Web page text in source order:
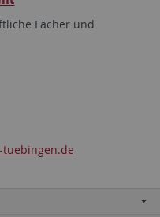
Fächer und